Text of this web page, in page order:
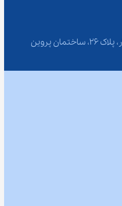
تهران، میدان عطار، خیابان عطار، پلاک 26، ساختمان پروین